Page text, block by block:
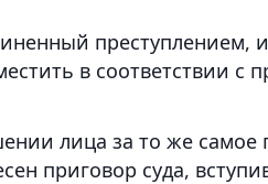
преступлением,
в соответствии с
лица за то же самое
приговор суда,